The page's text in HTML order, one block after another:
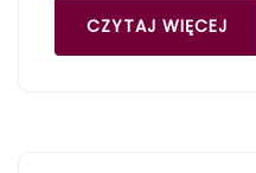
CZYTAJ WIĘCEJ